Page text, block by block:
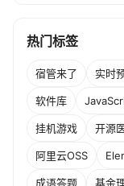
热门标签
宿管来了 实时
软件库
挂机游戏 开源
阿里云OSS
成语答题 基金